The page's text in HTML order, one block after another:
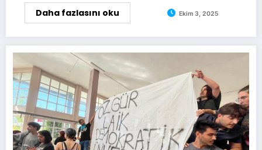
Daha fazlasını oku Ekim 3, 2025